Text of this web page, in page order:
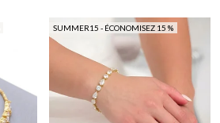
SUMMER15 - ÉCONOMISEZ 15 %